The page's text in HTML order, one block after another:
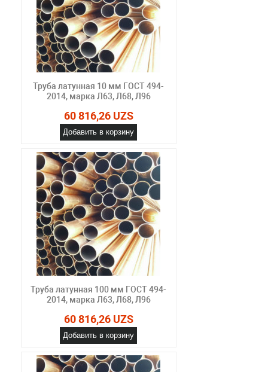
Труба латунная 10 мм ГОСТ 494-
2014, марка Л63, Л68, Л96
60 816,26 UZS
Добавить в корзину
Труба латунная 100 мм ГОСТ 494-
2014, марка Л63, Л68, Л96
60 816,26 UZS
Добавить в корзину